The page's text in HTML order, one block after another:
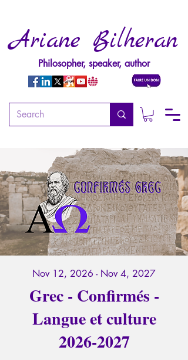
Ariane Bilheran
Philosopher, speaker, author
Grec - Confirmés -
Langue et culture
2026-2027
Nov 12, 2026 - Nov 4, 2027